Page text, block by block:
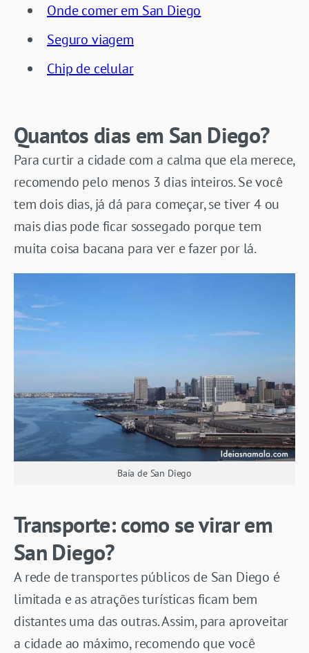
Onde comer em San Diego
Seguro viagem
Chip de celular
Quantos dias em San Diego?
Para curtir a cidade com a calma que ela merece,
recomendo pelo menos 3 dias inteiros. Se você
tem dois dias, já dá para começar, se tiver 4 ou
mais dias pode ficar sossegado porque tem
muita coisa bacana para ver e fazer por lá.
Baía de San Diego
Transporte: como se virar em
San Diego?
A rede de transportes públicos de San Diego é
limitada e as atrações turísticas ficam bem
distantes uma das outras. Assim, para aproveitar
a cidade ao máximo, recomendo que você